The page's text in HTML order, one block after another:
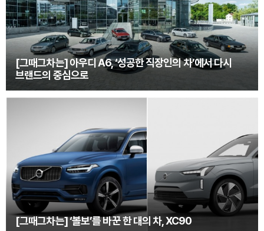
[그때그차는] 아우디 A6, ‘성공한 직장인의 차’에서 다시
브랜드의 중심으로
[그때그차는] ‘볼보’를 바꾼 한 대의 차, XC90